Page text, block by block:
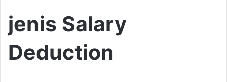
jenis Salary
Deduction